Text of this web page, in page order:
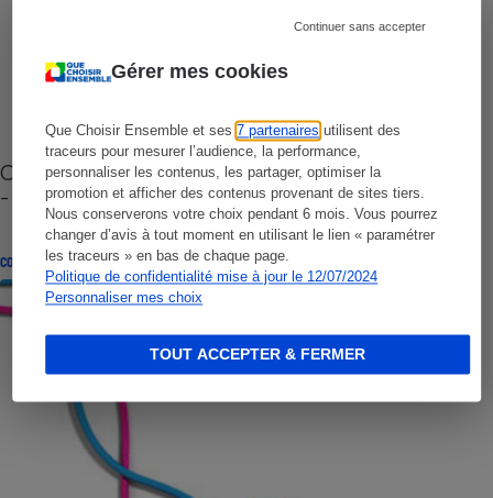
Gérer mes cookies
Que Choisir Ensemble et ses7 partenaires utilisent des
traceurs pour mesurer l’audience, la performance,
personnaliser les contenus, les partager, optimiser la
promotion et afficher des contenus provenant de sites tiers.
Nous conserverons votre choix pendant 6 mois. Vous pourrez
changer d’avis à tout moment en utilisant le lien « paramétrer
les traceurs » en bas de chaque page.
Politique de confidentialité mise à jour le 12/07/2024
Personnaliser mes choix
Continuer sans accepter
TOUT ACCEPTER & FERMER
Cafetière à capsules zéro déchet CoffeeB (vidéo)
- Premières impressions
CONSEILS